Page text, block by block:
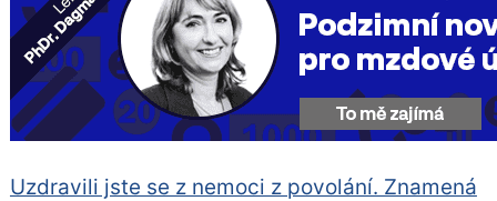
Uzdravili jste se z nemoci z povolání. Znamená